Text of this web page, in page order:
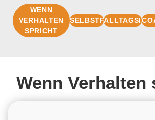
WENN
VERHALTEN
SPRICHT
SELBSTFÜHRUNG
Wenn Verhalten